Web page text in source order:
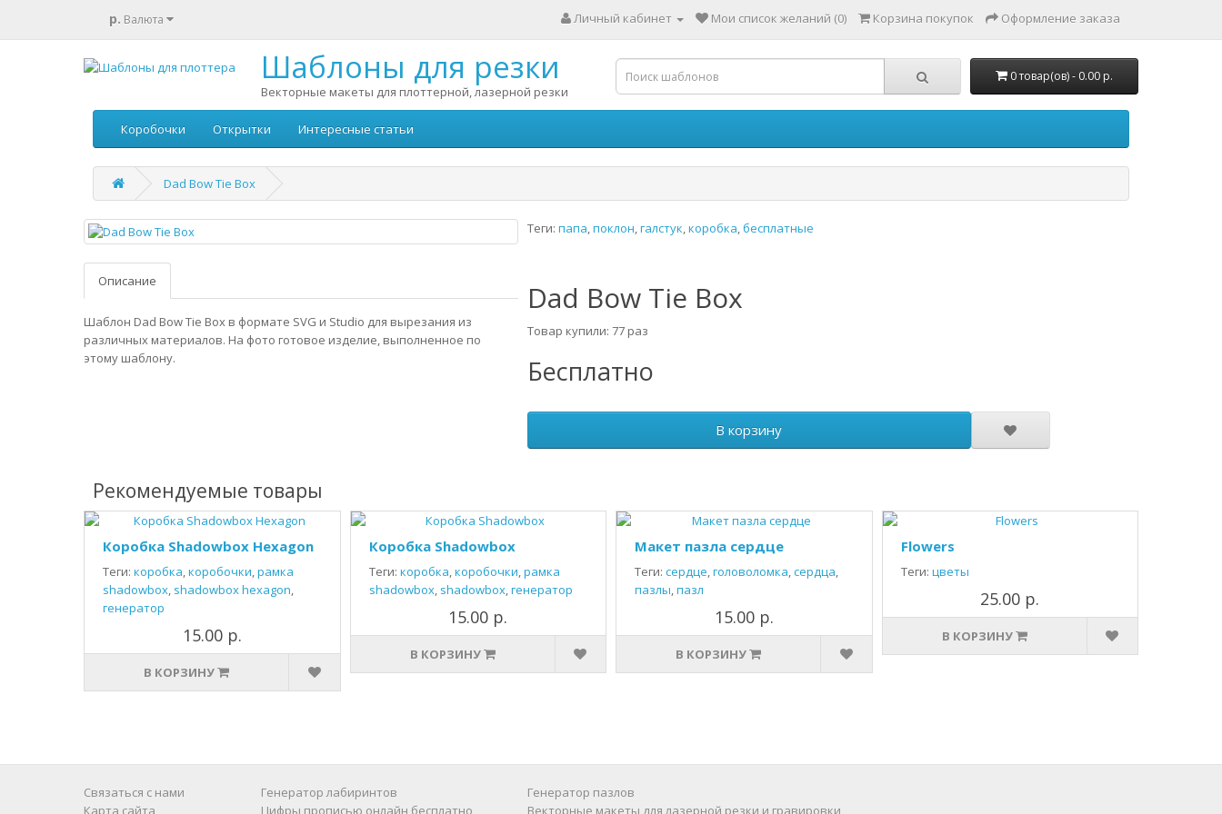
р. Валюта Личный кабинет Мои список желаний (0) Корзина покупок Оформление заказа
Шаблоны для резки
Векторные макеты для плоттерной, лазерной резки
0 товар(ов) - 0.00 р.
Коробочки Открытки Интересные статьи
Dad Bow Tie Box
Описание
Шаблон Dad Bow Tie Box в формате SVG и Studio для вырезания из
различных материалов. На фото готовое изделие, выполненное по
этому шаблону.
Теги: папа,поклон,галстук,коробка,бесплатные
Dad Bow Tie Box
Товар купили: 77 раз
Бесплатно
В корзину
Рекомендуемые товары
Коробка Shadowbox Hexagon
Теги: коробка,коробочки,рамка
shadowbox, shadowbox hexagon,
генератор
15.00 р.
В КОРЗИНУ
Коробка Shadowbox
Теги: коробка,коробочки,рамка
shadowbox, shadowbox,генератор
15.00 р.
В КОРЗИНУ
Макет пазла сердце
Теги: сердце,головоломка,сердца,
пазлы,пазл
15.00 р.
В КОРЗИНУ
Flowers
Теги: цветы
25.00 р.
В КОРЗИНУ
Связаться с нами
Карта сайта
Генератор лабиринтов
Цифры прописью онлайн бесплатно
Генератор пазлов
Векторные макеты для лазерной резки и гравировки